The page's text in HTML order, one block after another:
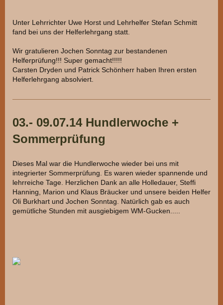
Unter Lehrrichter Uwe Horst und Lehrhelfer Stefan Schmitt
fand bei uns der Helferlehrgang statt.
Wir gratulieren Jochen Sonntag zur bestandenen
Helferprüfung!!! Super gemacht!!!!!
Carsten Dryden und Patrick Schönherr haben Ihren ersten
Helferlehrgang absolviert.
03.- 09.07.14 Hundlerwoche +
Sommerprüfung
Dieses Mal war die Hundlerwoche wieder bei uns mit
integrierter Sommerprüfung. Es waren wieder spannende und
lehrreiche Tage. Herzlichen Dank an alle Holledauer, Steffi
Hanning, Marion und Klaus Bräucker und unsere beiden Helfer
Oli Burkhart und Jochen Sonntag. Natürlich gab es auch
gemütliche Stunden mit ausgiebigem WM-Gucken.....